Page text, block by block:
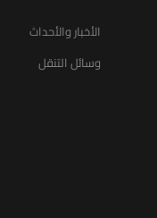
الأخبار والأحداث
وسائل التنقل